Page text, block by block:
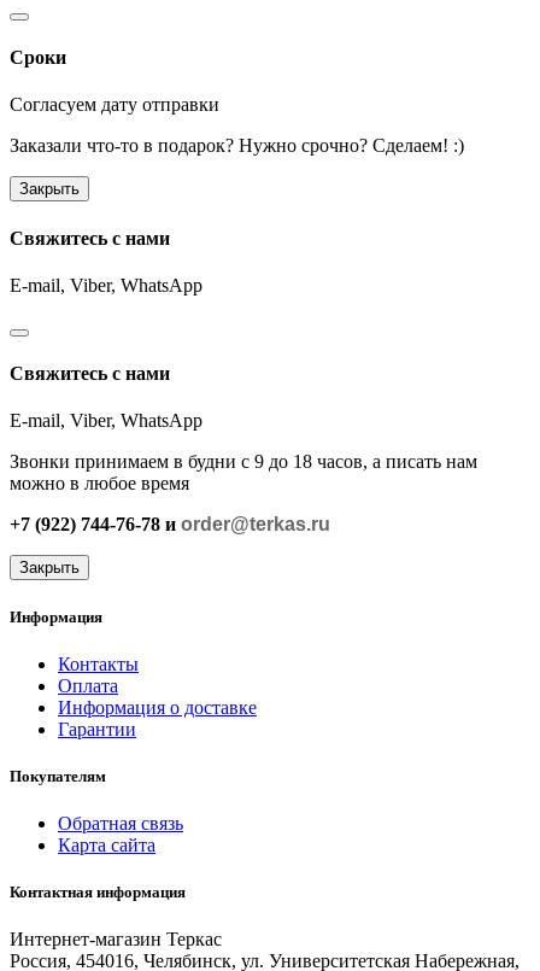
Сроки
Согласуем дату отправки
Заказали что-то в подарок? Нужно срочно? Сделаем! :)
Закрыть
Свяжитесь с нами
E-mail, Viber, WhatsApp
Свяжитесь с нами
E-mail, Viber, WhatsApp
Звонки принимаем в будни с 9 до 18 часов, а писать нам
можно в любое время
+7 (922) 744-76-78 и order@terkas.ru
Закрыть
Информация
Контакты
Оплата
Информация о доставке
Гарантии
Покупателям
Обратная связь
Карта сайта
Контактная информация
Интернет-магазин Теркас
Россия, 454016, Челябинск, ул. Университетская Набережная,